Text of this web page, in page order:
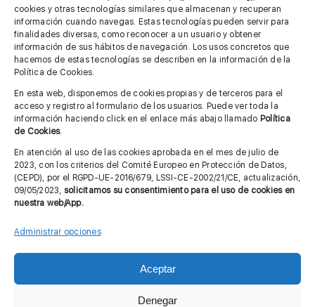
cookies y otras tecnologías similares que almacenan y recuperan
información cuando navegas. Estas tecnologías pueden servir para
finalidades diversas, como reconocer a un usuario y obtener
información de sus hábitos de navegación. Los usos concretos que
hacemos de estas tecnologías se describen en la información de la
Política de Cookies.
En esta web, disponemos de cookies propias y de terceros para el
acceso y registro al formulario de los usuarios. Puede ver toda la
información haciendo click en el enlace más abajo llamado Política
de Cookies.
En atención al uso de las cookies aprobada en el mes de julio de
2023, con los criterios del Comité Europeo en Protección de Datos,
(CEPD), por el RGPD-UE-2016/679, LSSI-CE-2002/21/CE, actualización,
09/05/2023, solicitamos su consentimiento para el uso de cookies en
nuestra web/App.
Administrar opciones
Aceptar
Denegar
MÁS INFORMACIÓN
Aviso legal
Política de privacidad
Cita previa FAGA
© Copyright 2012 - 2026 |Diseño web: Taller Empresarial 2.0